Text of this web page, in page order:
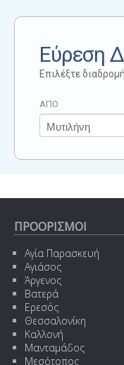
Εύρεση
Επιλέξτε
ΑΠΟ
ΠΡΟΟΡΙΣΜΟΙ
Αγία Παρασκευή
Αγιάσος
Άργενος
Βατερά
Ερεσός
Θεσσαλονίκη
Καλλονή
Μανταμάδος
Μεσότοπος